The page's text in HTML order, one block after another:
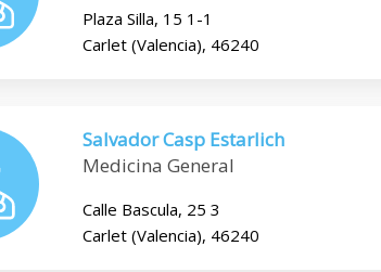
Plaza Silla, 15 1-1
Carlet (Valencia), 46240
Salvador Casp Estarlich
Medicina General
Calle Bascula, 25 3
Carlet (Valencia), 46240